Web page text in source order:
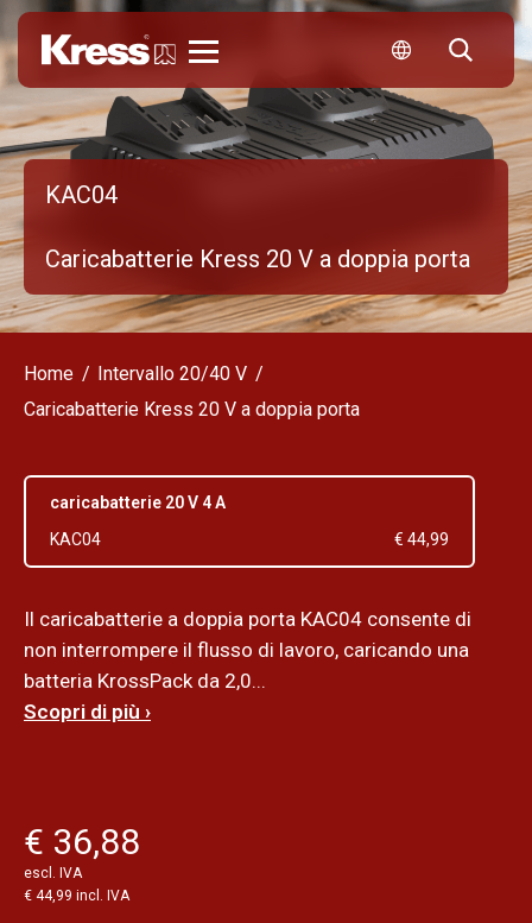
KAC04
Caricabatterie Kress 20 V a doppia porta
Home
Intervallo 20/40 V
Caricabatterie Kress 20 V a doppia porta
caricabatterie 20 V 4 A
KAC04
€ 44,99
Il caricabatterie a doppia porta KAC04 consente di
non interrompere il flusso di lavoro, caricando una
batteria KrossPack da 2,0...
Scopri di più ›
€ 36,88
escl. IVA
€ 44,99 incl. IVA